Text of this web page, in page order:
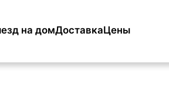
на домДоставкаЦены